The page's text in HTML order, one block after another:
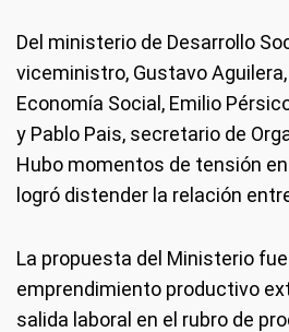
Del ministerio de Desarrollo
viceministro, Gustavo
Economía Social, Emilio
y Pablo Pais, secretario de
Hubo momentos de tensión
logró distender la relación
La propuesta del Ministerio
emprendimiento productivo
salida laboral en el rubro de